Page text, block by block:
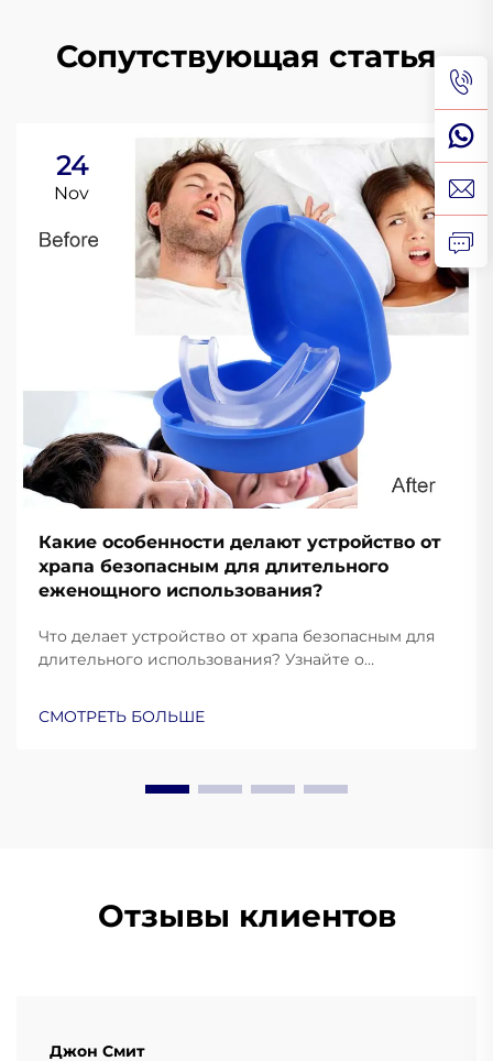
Сопутствующая статья
24
Nov
Какие особенности делают устройство от
храпа безопасным для длительного
еженощного использования?
Что делает устройство от храпа безопасным для
длительного использования? Узнайте о
противозапорных устройств, используемых
СМОТРЕТЬ БОЛЬШЕ
Отзывы клиентов
Джон Смит